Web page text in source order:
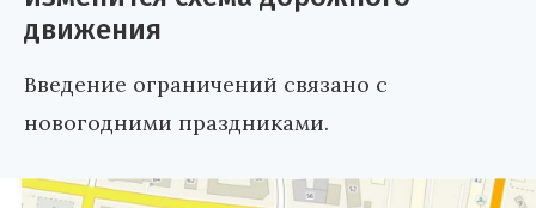
движения
Введение ограничений связано с
новогодними праздниками.